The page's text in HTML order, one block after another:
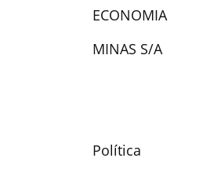
ECONOMIA
MINAS S/A
Política